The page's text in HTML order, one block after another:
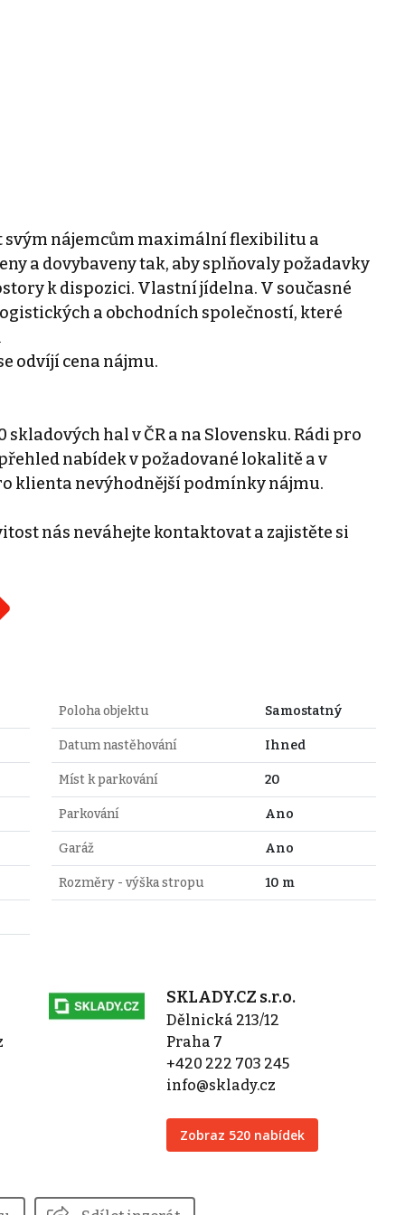
svým nájemcům maximální flexibilitu a
a dovybaveny tak, aby splňovaly požadavky
k dispozici. Vlastní jídelna. V současné
a obchodních společností, které
odvíjí cena nájmu.
hal v ČR a na Slovensku. Rádi pro
nabídek v požadované lokalitě a v
klienta nevýhodnější podmínky nájmu.
nás neváhejte kontaktovat a zajistěte si
Poloha objektu Samostatný
Datum nastěhování Ihned
Míst k parkování 20
Parkování Ano
Garáž Ano
Rozměry - výška stropu 10 m
SKLADY.CZ s.r.o.
Dělnická 213/12
Praha 7
+420 222 703 245
info@sklady.cz
Zobraz 520 nabídek